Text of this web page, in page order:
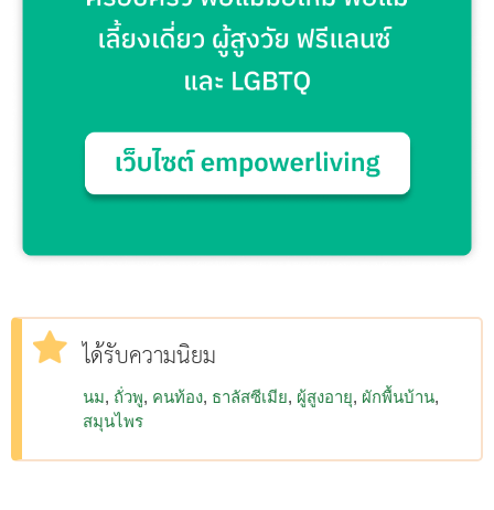
ได้รับความนิยม
นม ถั่วพู คนท้อง ธาลัสซีเมีย ผู้สูงอายุ ผักพื้นบ้าน
สมุนไพร